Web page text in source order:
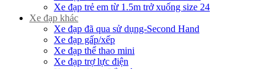
Xe đạp trẻ em từ 1.5m trở xuống size 24
Xe đạp khác
Xe đạp đã qua sử dụng-Second Hand
Xe đạp gấp/xếp
Xe đạp thể thao mini
Xe đạp trợ lực điện